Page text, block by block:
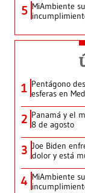
5 MiAmbiente
1 Pentágono
esferas en
2 Panamá y el
8 de agosto
3 Joe Biden
dolor y está
4 MiAmbiente